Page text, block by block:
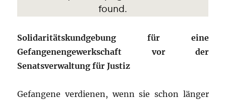
Solidaritätskundgebung für eine
Gefangenengewerkschaft vor der
Senatsverwaltung für Justiz
Gefangene verdienen, wenn sie schon länger